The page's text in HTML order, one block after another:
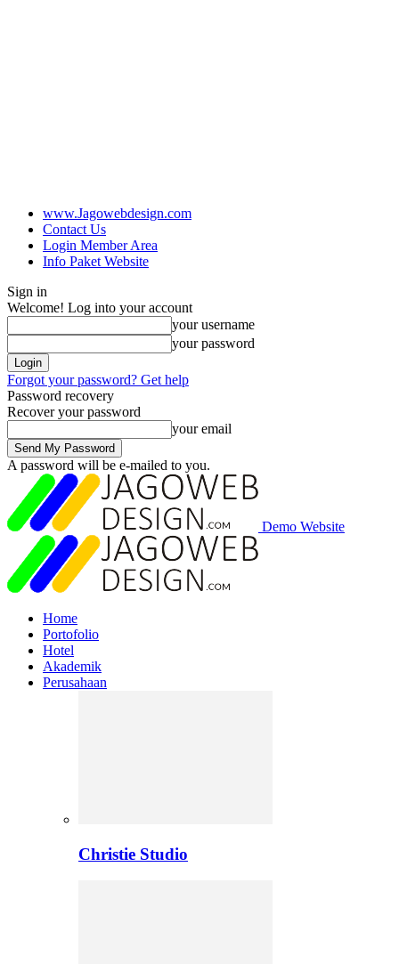
www.Jagowebdesign.com
Contact Us
Login Member Area
Info Paket Website
Sign in
Welcome! Log into your account
your username
your password
Forgot your password? Get help
Password recovery
Recover your password
your email
A password will be e-mailed to you.
Demo Website
Home
Portofolio
Hotel
Akademik
Perusahaan
Christie Studio